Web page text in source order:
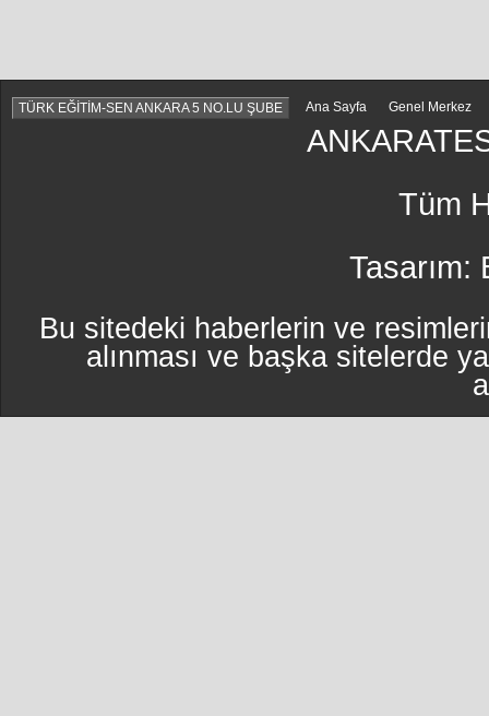
TÜRK EĞİTİM-SEN ANKARA 5 NO.LU ŞUBE Ana Sayfa Genel Merkez
Tüm
Tasarım:
Bu sitedeki haberlerin ve
alınması ve başka sitelerde